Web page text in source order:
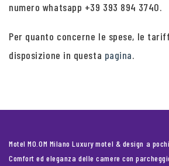
numero whatsapp +39 393 894 3740.
Per quanto concerne le spese, le
disposizione in questa pagina.
Motel MO.OM Milano Luxury motel & design a
Comfort ed eleganza delle camere con